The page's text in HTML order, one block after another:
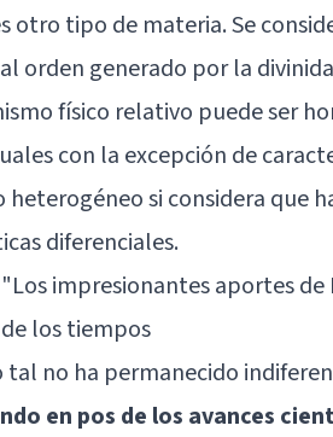
otro tipo de materia. Se
orden generado por la
físico relativo puede ser
con la excepción de
si considera que
diferenciales.
Los impresionantes aportes
los tiempos
no ha permanecido
en pos de los avances